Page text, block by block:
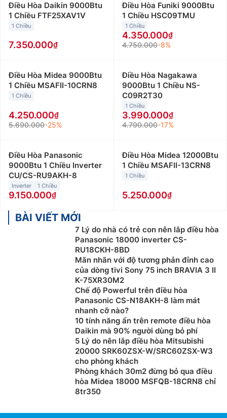
Điều Hòa Daikin 9000Btu
1 Chiều FTF25XAV1V
1 Chiều
7.350.000
Điều Hòa Funiki 9000Btu
1 Chiều HSC09TMU
1 Chiều
4.350.000
4.750.000-8%
Điều Hòa Midea 9000Btu
1 Chiều MSAFII-10CRN8
1 Chiều
4.250.000
5.690.000-25%
Điều Hòa Nagakawa
9000Btu 1 Chiều NS-
C09R2T30
1 Chiều
3.990.000
4.790.000-17%
Điều Hòa Panasonic
9000Btu 1 Chiều Inverter
CU/CS-RU9AKH-8
Inverter 1 Chiều
9.150.000
Điều Hòa Midea 12000Btu
1 Chiều MSAFII-13CRN8
1 Chiều
5.250.000
BÀI VIẾT MỚI
7 Lý do nhà có trẻ con nên lắp điều hòa
Panasonic 18000 inverter CS-
RU18CKH-8BD
Mãn nhãn với độ tương phản đỉnh cao
của dòng tivi Sony 75 inch BRAVIA 3 II
K-75XR30M2
Chế độ Powerful trên điều hòa
Panasonic CS-N18AKH-8 làm mát
nhanh cỡ nào?
10 tính năng ẩn trên remote điều hòa
Daikin mà 90% người dùng bỏ phí
5 Lý do nên lắp điều hòa Mitsubishi
20000 SRK60ZSX-W/SRC60ZSX-W3
cho phòng khách
Phòng khách 30m2 đừng bỏ qua điều
hòa Midea 18000 MSFQB-18CRN8 chỉ
8tr350